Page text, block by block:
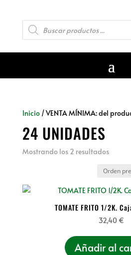
Búsqueda
de
productos
Inicio/ VENTA MÍNIMA: del
24 UNIDADES
Mostrando los 2 resultados
TOMATE FRITO 1/2K.
32,40 €
Añadir al